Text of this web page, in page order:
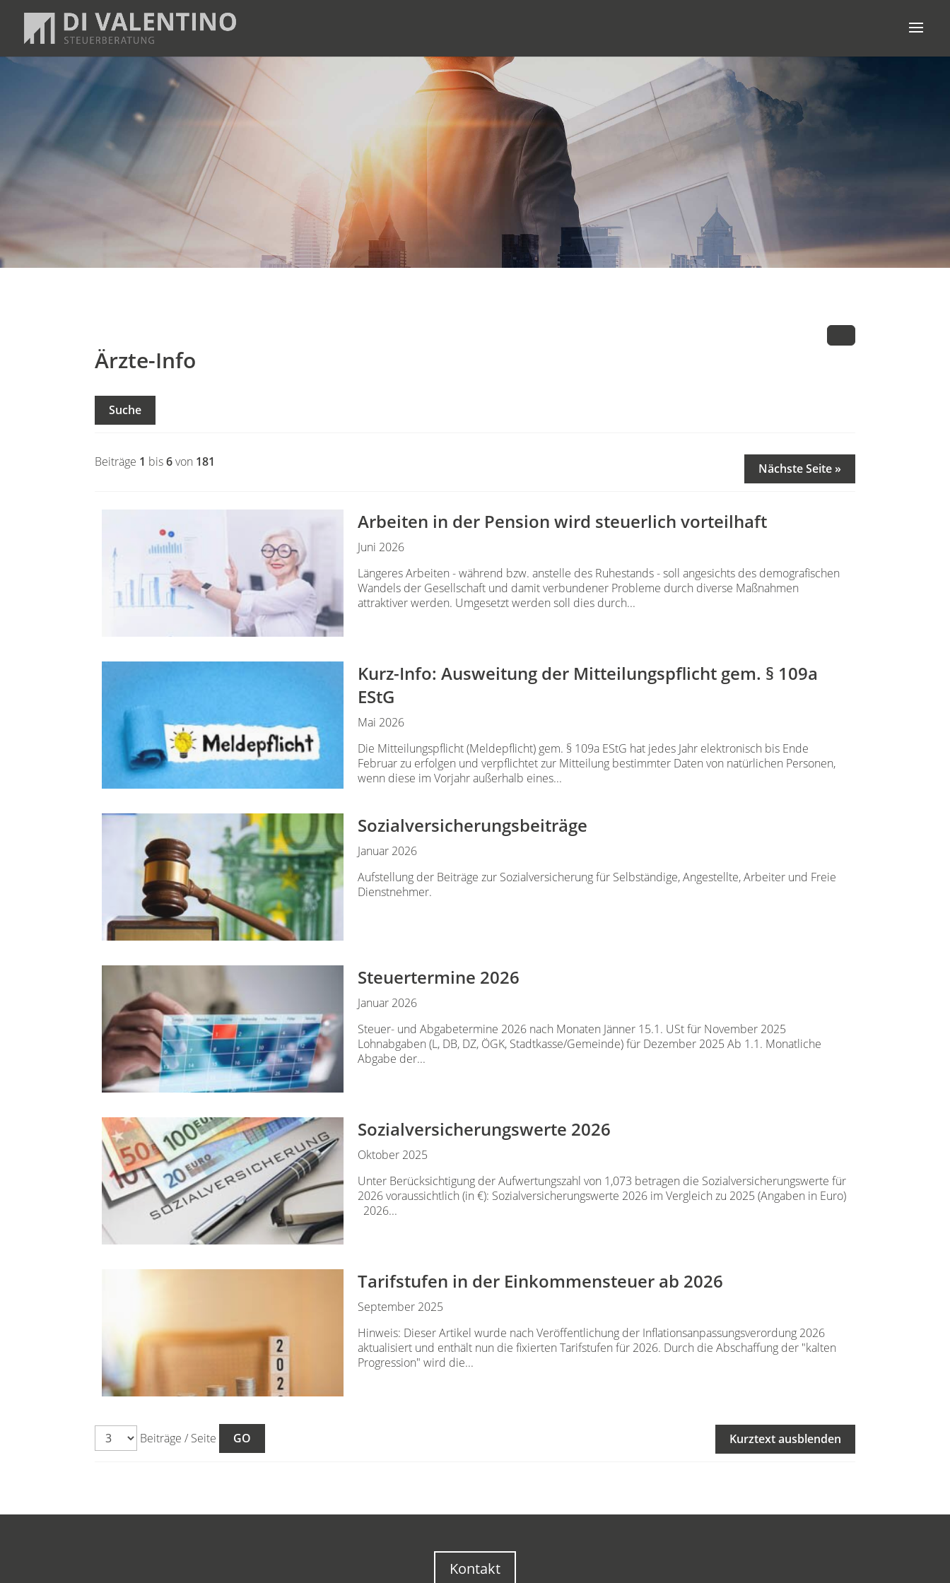
Ärzte-Info
Suche
Beiträge 1 bis6von 181 Nächste Seite »
Arbeiten in der Pension wird steuerlich vorteilhaft
Juni 2026
Längeres Arbeiten - während bzw. anstelle des Ruhestands - soll angesichts des demografischen
Wandels der Gesellschaft und damit verbundener Probleme durch diverse Maßnahmen
attraktiver werden. Umgesetzt werden soll dies durch...
Kurz-Info: Ausweitung der Mitteilungspflicht gem. § 109a
EStG
Mai 2026
Die Mitteilungspflicht (Meldepflicht) gem. § 109a EStG hat jedes Jahr elektronisch bis Ende
Februar zu erfolgen und verpflichtet zur Mitteilung bestimmter Daten von natürlichen Personen,
wenn diese im Vorjahr außerhalb eines...
Sozialversicherungsbeiträge
Januar 2026
Aufstellung der Beiträge zur Sozialversicherung für Selbständige, Angestellte, Arbeiter und Freie
Dienstnehmer.
Steuertermine 2026
Januar 2026
Steuer- und Abgabetermine 2026 nach Monaten Jänner 15.1. USt für November 2025
Lohnabgaben (L, DB, DZ, ÖGK, Stadtkasse/Gemeinde) für Dezember 2025 Ab 1.1. Monatliche
Abgabe der...
Sozialversicherungswerte 2026
Oktober 2025
Unter Berücksichtigung der Aufwertungszahl von 1,073 betragen die Sozialversicherungswerte für
2026 voraussichtlich (in €): Sozialversicherungswerte 2026 im Vergleich zu 2025 (Angaben in Euro)
2026...
Tarifstufen in der Einkommensteuer ab 2026
September 2025
Hinweis: Dieser Artikel wurde nach Veröffentlichung der Inflationsanpassungsverordung 2026
aktualisiert und enthält nun die fixierten Tarifstufen für 2026. Durch die Abschaffung der "kalten
Progression" wird die...
Beiträge / Seite Kurztext ausblenden
Kontakt